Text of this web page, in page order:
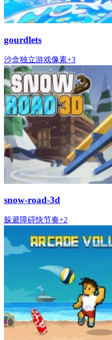
gourdlets
沙盒独立游戏像素+3
snow-road-3d
躲避障碍快节奏+2